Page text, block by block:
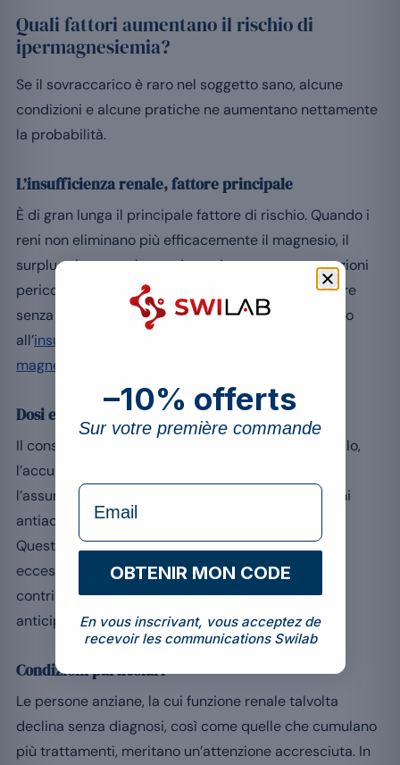
Quali fattori aumentano il rischio di
ipermagnesiemia?
Se il sovraccarico è raro nel soggetto sano, alcune
condizioni e alcune pratiche ne aumentano nettamente
la probabilità.
L’insufficienza renale, fattore principale
È di gran lunga il principale fattore di rischio. Quando i
reni non eliminano più efficacemente il magnesio, il
surplus si accumula e può raggiungere concentrazioni
pericolose. Ogni integrazione è allora da proscrivere
senza supervisione, come illustra l’articolo dedicato
all’insufficienza renale come controindicazione al
magnesio
Dosi eccessive e farmaci
Il consumo di integratori ad alte dosi senza controllo,
l’accumulo di più prodotti a base di magnesio, o
l’assunzione di farmaci contenenti magnesio, alcuni
antiacidi e lassativi, possono sommare gli apporti.
Queste fonti cumulate sono una causa classica di
eccesso. Un eccesso di magnesio può del resto
contribuire asquilibri elettroliticiche è meglio
anticipare.
Condizioni particolari
Le persone anziane, la cui funzione renale talvolta
declina senza diagnosi, così come quelle che cumulano
più trattamenti, meritano un’attenzione accresciuta. In
–10% offerts
Sur votre première commande
formulaire Email
OBTENIR MON CODE
En vous inscrivant, vous acceptez de
recevoir les communications Swilab